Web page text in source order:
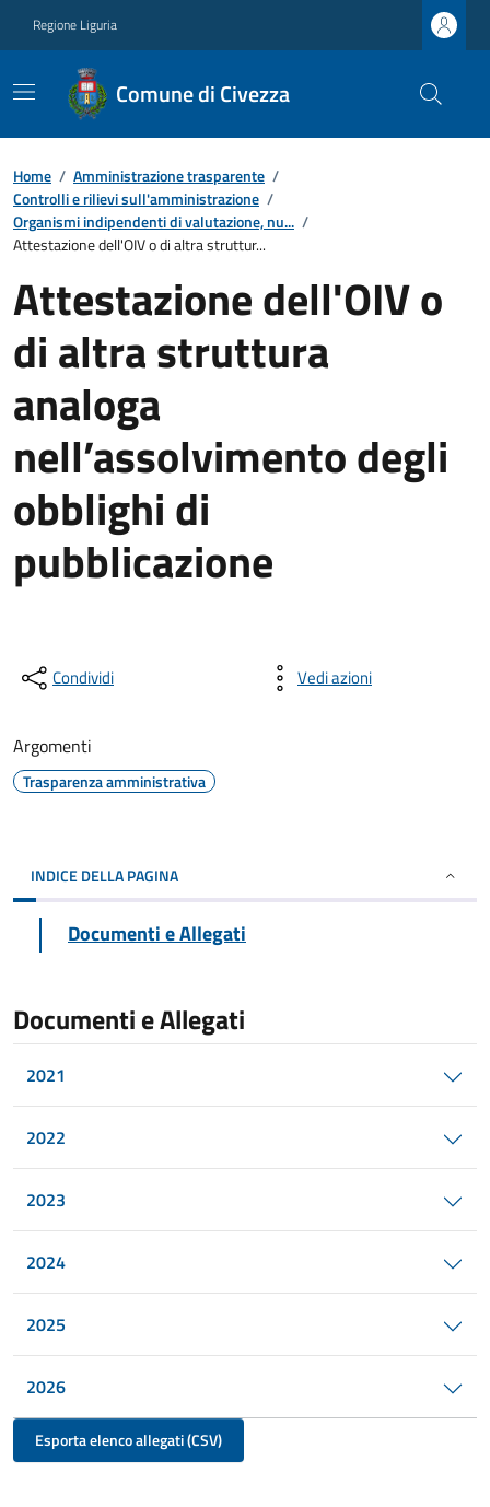
Regione Liguria
Comune di Civezza
Home / Amministrazione trasparente /
Controlli e rilievi sull'amministrazione /
Organismi indipendenti di valutazione, nu... /
Attestazione dell'OIV o di altra struttur...
Attestazione dell'OIV o
di altra struttura
analoga
nell’assolvimento degli
obblighi di
pubblicazione
Condividi Vedi azioni
Argomenti
Trasparenza amministrativa
INDICE DELLA PAGINA
Documenti e Allegati
Documenti e Allegati
2021
2022
2023
2024
2025
2026
Esporta elenco allegati (CSV)